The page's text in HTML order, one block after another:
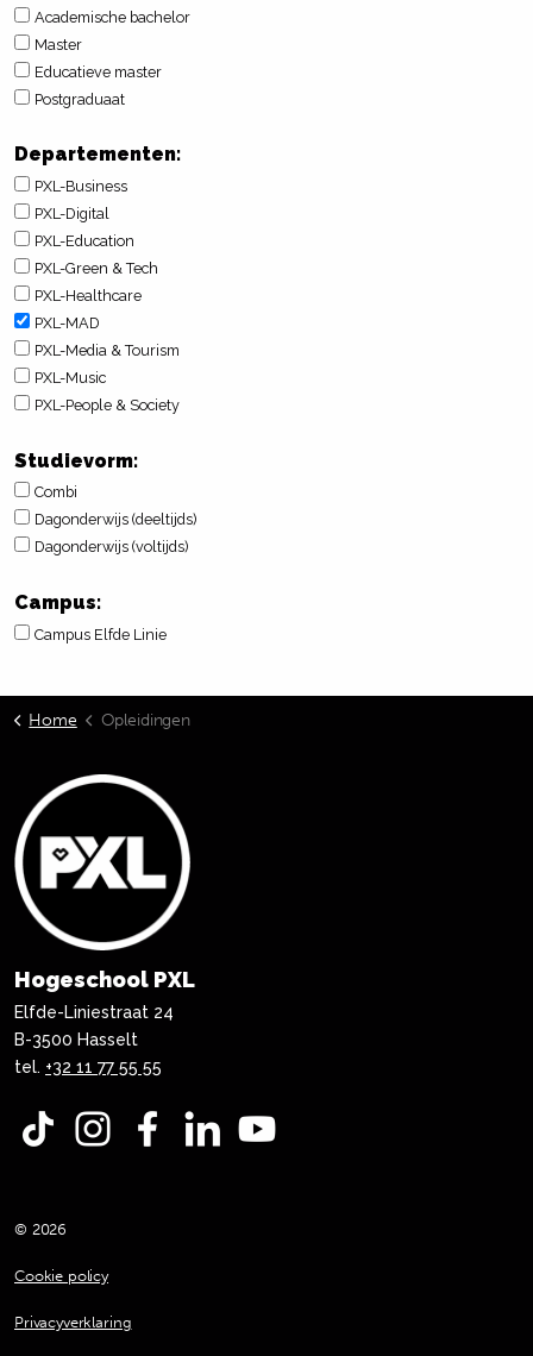
Academische bachelor
Master
Educatieve master
Postgraduaat
Departementen:
PXL-Business
PXL-Digital
PXL-Education
PXL-Green & Tech
PXL-Healthcare
PXL-MAD
PXL-Media & Tourism
PXL-Music
PXL-People & Society
Studievorm:
Combi
Dagonderwijs (deeltijds)
Dagonderwijs (voltijds)
Campus:
Campus Elfde Linie
Home Opleidingen
Hogeschool PXL
Elfde-Liniestraat 24
B-3500 Hasselt
tel. +32 11 77 55 55
© 2026
Cookie policy
Privacyverklaring